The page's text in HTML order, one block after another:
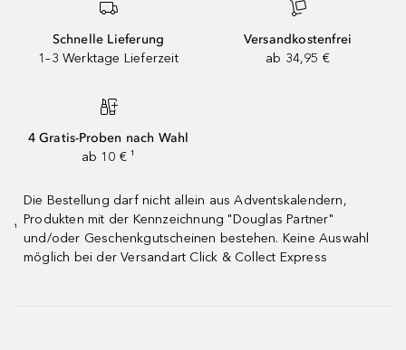
Schnelle Lieferung
1–3 Werktage Lieferzeit
Versandkostenfrei
ab 34,95 €
4 Gratis-Proben nach Wahl
ab 10 € ¹
¹
Die Bestellung darf nicht allein aus Adventskalendern,
Produkten mit der Kennzeichnung "Douglas Partner"
und/oder Geschenkgutscheinen bestehen. Keine Auswahl
möglich bei der Versandart Click & Collect Express